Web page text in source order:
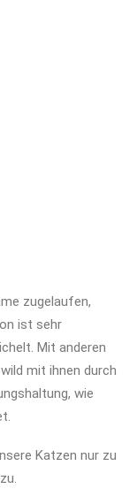
zugelaufen,
ist sehr
Mit anderen
mit ihnen durch
wie
Katzen nur zu